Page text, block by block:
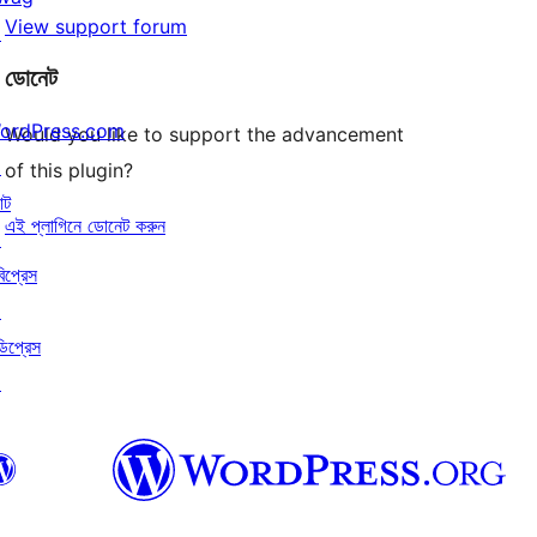
View support forum
ডোনেট
Would you like to support the advancement
of this plugin?
এই প্লাগিনে ডোনেট করুন